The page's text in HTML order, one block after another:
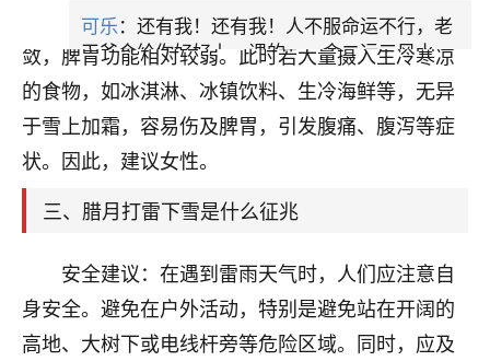
不吃”不吃生冷寒凉的食物寒冬腊月，人体阳气内
敛，脾胃功能相对较弱。此时若大量摄入生冷寒凉
的食物，如冰淇淋、冰镇饮料、生冷海鲜等，无异
于雪上加霜，容易伤及脾胃，引发腹痛、腹泻等症
状。因此，建议女性。
三、腊月打雷下雪是什么征兆
安全建议：在遇到雷雨天气时，人们应注意自
身安全。避免在户外活动，特别是避免站在开阔的
高地、大树下或电线杆旁等危险区域。同时，应及
可乐：还有我！还有我！人不服命运不行，老
天爷会给你好好上一课的。一命二运三风水，
哪样不服都不行！
平安是福：我也是每年找老师化太岁，看年
卦，认识老师3年了，都是缘分啊！
心若莲花
我是做餐饮的，这两年，生意屡屡受挫，店开一家关
一家，要么生意不好，生意好的就出事。前些年攒的
家底快败光了，真是倒霉！我也想找人看看到底怎么
回事？